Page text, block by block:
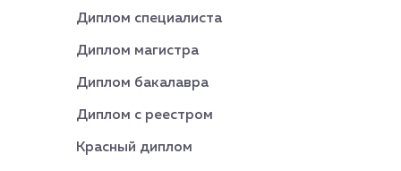
Диплом специалиста
Диплом магистра
Диплом бакалавра
Диплом с реестром
Красный диплом